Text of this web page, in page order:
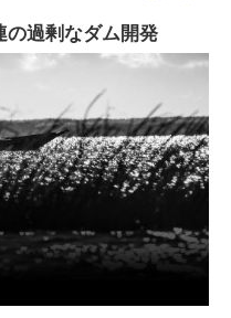
の過剰なダム開発